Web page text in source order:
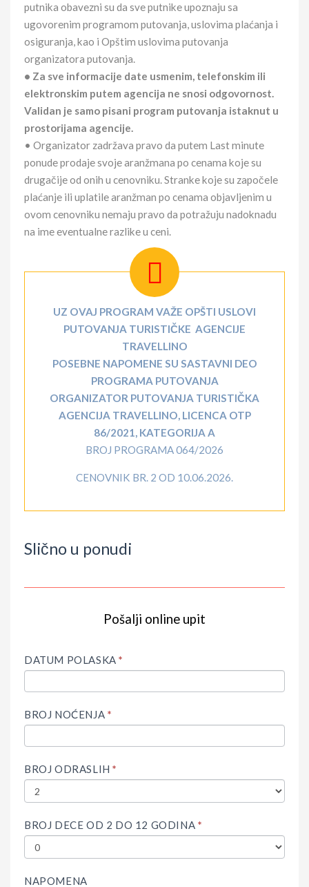
putnika obavezni su da sve putnike upoznaju sa
ugovorenim programom putovanja, uslovima plaćanja i
osiguranja, kao i Opštim uslovima putovanja
organizatora putovanja.
• Za sve informacije date usmenim, telefonskim ili
elektronskim putem agencija ne snosi odgovornost.
Validan je samo pisani program putovanja istaknut u
prostorijama agencije.
• Organizator zadržava pravo da putem Last minute
ponude prodaje svoje aranžmana po cenama koje su
drugačije od onih u cenovniku. Stranke koje su započele
plaćanje ili uplatile aranžman po cenama objavljenim u
ovom cenovniku nemaju pravo da potražuju nadoknadu
na ime eventualne razlike u ceni.
UZ OVAJ PROGRAM VAŽE OPŠTI USLOVI
PUTOVANJA TURISTIČKE AGENCIJE
TRAVELLINO
POSEBNE NAPOMENE SU SASTAVNI DEO
PROGRAMA PUTOVANJA
ORGANIZATOR PUTOVANJA TURISTIČKA
AGENCIJA TRAVELLINO, LICENCA OTP
86/2021, KATEGORIJA A
BROJ PROGRAMA 064/2026
CENOVNIK BR. 2 OD 10.06.2026.
Slično u ponudi
Pošalji online upit
DATUM POLASKA*
BROJ NOĆENJA *
BROJ ODRASLIH*
BROJ DECE OD 2 DO 12 GODINA *
NAPOMENA
HUMAN,
THIS
BLANK.